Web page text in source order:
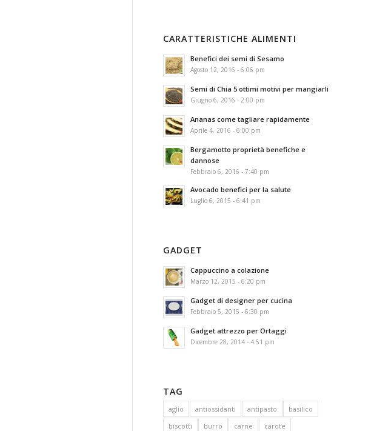
CARATTERISTICHE ALIMENTI
Benefici dei semi di Sesamo
Agosto 12, 2016 - 6:06 pm
Semi di Chia 5 ottimi motivi per mangiarli
Giugno 6, 2016 - 2:00 pm
Ananas come tagliare rapidamente
Aprile 4, 2016 - 6:00 pm
Bergamotto proprietà benefiche e
dannose
Febbraio 6, 2016 - 7:40 pm
Avocado benefici per la salute
Luglio 6, 2015 - 6:41 pm
GADGET
Cappuccino a colazione
Marzo 12, 2015 - 6:20 pm
Gadget di designer per cucina
Febbraio 5, 2015 - 6:30 pm
Gadget attrezzo per Ortaggi
Dicembre 28, 2014 - 4:51 pm
TAG
aglio antiossidanti antipasto
basilico
biscotti
burro carne
carote